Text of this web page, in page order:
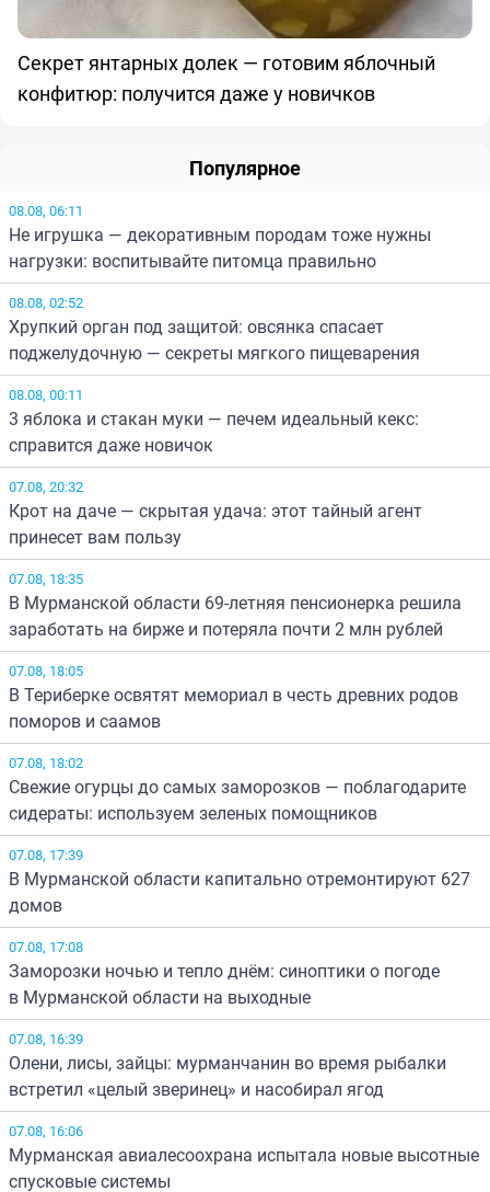
Секрет янтарных долек — готовим яблочный
конфитюр: получится даже у новичков
Популярное
08.08, 06:11
Не игрушка — декоративным породам тоже нужны
нагрузки: воспитывайте питомца правильно
08.08, 02:52
Хрупкий орган под защитой: овсянка спасает
поджелудочную — секреты мягкого пищеварения
08.08, 00:11
3 яблока и стакан муки — печем идеальный кекс:
справится даже новичок
07.08, 20:32
Крот на даче — скрытая удача: этот тайный агент
принесет вам пользу
07.08, 18:35
В Мурманской области 69-летняя пенсионерка решила
заработать на бирже и потеряла почти 2 млн рублей
07.08, 18:05
В Териберке освятят мемориал в честь древних родов
поморов и саамов
07.08, 18:02
Свежие огурцы до самых заморозков — поблагодарите
сидераты: используем зеленых помощников
07.08, 17:39
В Мурманской области капитально отремонтируют 627
домов
07.08, 17:08
Заморозки ночью и тепло днём: синоптики о погоде
в Мурманской области на выходные
07.08, 16:39
Олени, лисы, зайцы: мурманчанин во время рыбалки
встретил «целый зверинец» и насобирал ягод
07.08, 16:06
Мурманская авиалесоохрана испытала новые высотные
спусковые системы